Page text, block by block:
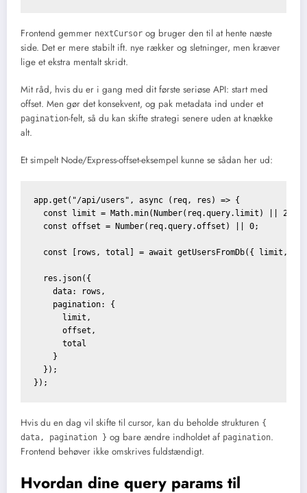
Frontend gemmer nextCursor og bruger den til at hente næste
side. Det er mere stabilt ift. nye rækker og sletninger, men kræver
lige et ekstra mentalt skridt.
Mit råd, hvis du er i gang med dit første seriøse API: start med
offset. Men gør det konsekvent, og pak metadata ind under et
pagination-felt, så du kan skifte strategi senere uden at knække
alt.
Et simpelt Node/Express-offset-eksempel kunne se sådan her ud:
app.get("/api/users", async (req, res) => {
const limit = Math.min(Number(req.query.limit) || 20,
  const offset = Number(req.query.offset) || 0;
const [rows, total] = await getUsersFromDb({ limit,
  res.json({
    data: rows,
    pagination: {
      limit,
      offset,
      total
    }
  });
Hvis du en dag vil skifte til cursor, kan du beholde strukturen {
data, pagination } og bare ændre indholdet af pagination.
Frontend behøver ikke omskrives fuldstændigt.
Hvordan dine query params til